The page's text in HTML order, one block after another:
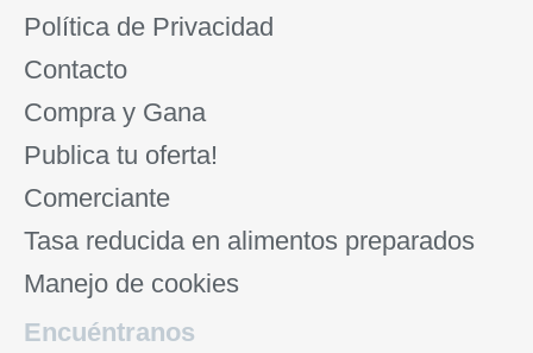
Política de Privacidad
Contacto
Compra y Gana
Publica tu oferta!
Comerciante
Tasa reducida en alimentos preparados
Manejo de cookies
Encuéntranos